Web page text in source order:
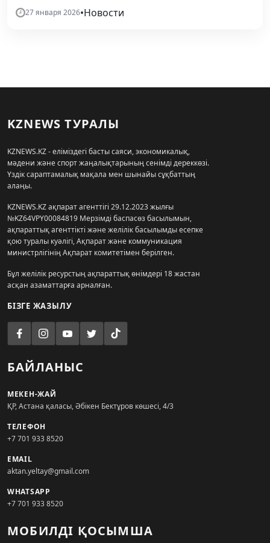
27 января 2026•Новости
KZNEWS ТУРАЛЫ
KZNEWS.KZ - еліміздегі басты саяси, экономикалық,
мәдени және спорт жаңалықтарының сенімді дереккөзі.
Үздік сараптамалық мақала мен шынайы сұқбаттың
алаңы.
KZNEWS.KZ ақпарат агенттігі 29.12.2023 жылғы
№KZ64VPY00084819 Мерзімді баспасөз басылымын,
ақпараттық агенттікті және желілік басылымды есепке
қою туралы куәлігі, Ақпарат және коммуникация
министрлігінің Ақпарат комитетімен берілген.
Бұл желілік ресурстың ақпараттық өнімдері 18 жастан
асқан азаматтарға арналған.
БІЗГЕ ЖАЗЫЛУ
БАЙЛАНЫС
МЕКЕН-ЖАЙ
ҚР, Астана қаласы, Әбікен Бектұров көшесі, 4/3
ТЕЛЕФОН
+7 701 933 8520
EMAIL
aktan.yeltay@gmail.com
WHATSAPP
+7 701 933 8520
МОБИЛДІ ҚОСЫМША